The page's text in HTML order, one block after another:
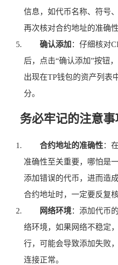
信息，如代币名称、符号
再次核对合约地址的准确性
确认添加 ：仔细核对
后，点击“确认添加”按钮
出现在TP钱包的资产列表
分。
务必牢记的注意事
合约地址的准确性：
准确性至关重要，哪怕是
添加错误的代币，进而造
合约地址时，一定要反复核
网络环境：添加代币
络环境，如果网络不稳定
行，可能会导致添加失败
连接正常。